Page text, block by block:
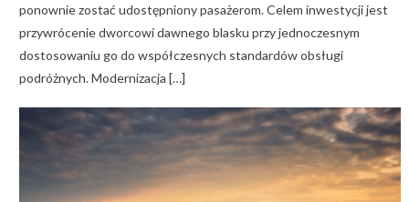
ponownie zostać udostępniony pasażerom. Celem inwestycji jest
przywrócenie dworcowi dawnego blasku przy jednoczesnym
dostosowaniu go do współczesnych standardów obsługi
podróżnych. Modernizacja […]